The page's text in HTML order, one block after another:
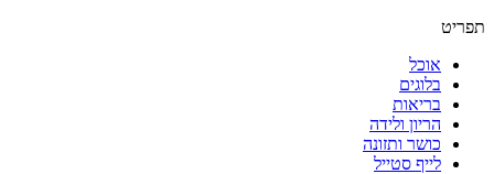
תפריט
אוכל
בלוגים
בריאות
הריון ולידה
כושר ותזונה
לייף סטייל